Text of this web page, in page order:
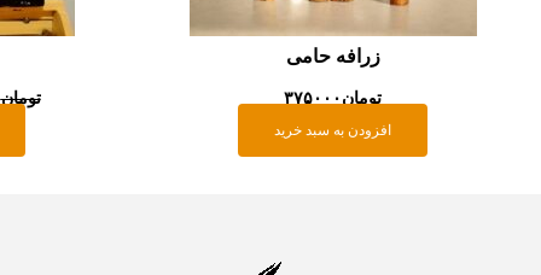
زرافه حامی
تومان۳۷۵۰۰۰
افزودن به سبد خرید
تومان